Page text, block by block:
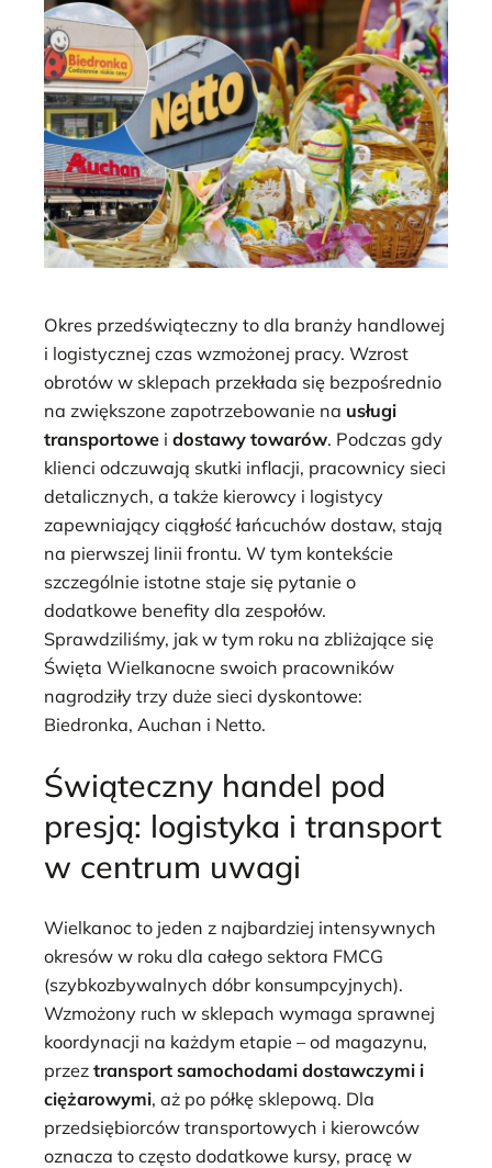
Okres przedświąteczny to dla branży handlowej
i logistycznej czas wzmożonej pracy. Wzrost
obrotów w sklepach przekłada się bezpośrednio
na zwiększone zapotrzebowanie na usługi
transportowe i dostawy towarów. Podczas gdy
klienci odczuwają skutki inflacji, pracownicy sieci
detalicznych, a także kierowcy i logistycy
zapewniający ciągłość łańcuchów dostaw, stają
na pierwszej linii frontu. W tym kontekście
szczególnie istotne staje się pytanie o
dodatkowe benefity dla zespołów.
Sprawdziliśmy, jak w tym roku na zbliżające się
Święta Wielkanocne swoich pracowników
nagrodziły trzy duże sieci dyskontowe:
Biedronka, Auchan i Netto.
Świąteczny handel pod
presją: logistyka i transport
w centrum uwagi
Wielkanoc to jeden z najbardziej intensywnych
okresów w roku dla całego sektora FMCG
(szybkozbywalnych dóbr konsumpcyjnych).
Wzmożony ruch w sklepach wymaga sprawnej
koordynacji na każdym etapie – od magazynu,
przez transport samochodami dostawczymi i
ciężarowymi, aż po półkę sklepową. Dla
przedsiębiorców transportowych i kierowców
oznacza to często dodatkowe kursy, pracę w